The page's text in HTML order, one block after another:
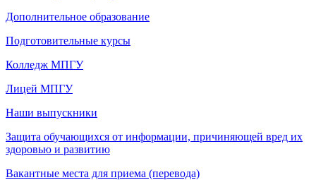
Дополнительное образование
Подготовительные курсы
Колледж МПГУ
Лицей МПГУ
Наши выпускники
Защита обучающихся от информации, причиняющей вред их
здоровью и развитию
Вакантные места для приема (перевода)